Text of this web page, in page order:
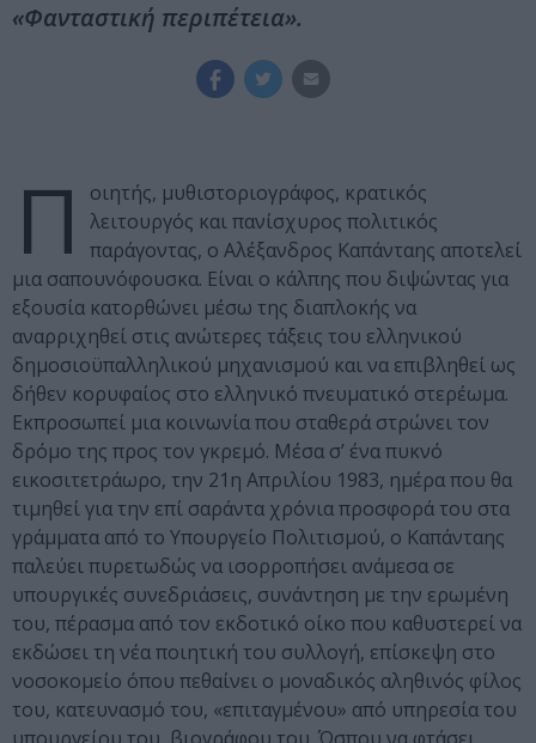
«Φανταστική περιπέτεια».
Π
οιητής, μυθιστοριογράφος, κρατικός
λειτουργός και πανίσχυρος πολιτικός
παράγοντας, ο Αλέξανδρος Καπάνταης αποτελεί
μια σαπουνόφουσκα. Είναι ο κάλπης που διψώντας για
εξουσία κατορθώνει μέσω της διαπλοκής να
αναρριχηθεί στις ανώτερες τάξεις του ελληνικού
δημοσιοϋπαλληλικού μηχανισμού και να επιβληθεί ως
δήθεν κορυφαίος στο ελληνικό πνευματικό στερέωμα.
Εκπροσωπεί μια κοινωνία που σταθερά στρώνει τον
δρόμο της προς τον γκρεμό. Μέσα σ’ ένα πυκνό
εικοσιτετράωρο, την 21η Απριλίου 1983, ημέρα που θα
τιμηθεί για την επί σαράντα χρόνια προσφορά του στα
γράμματα από το Υπουργείο Πολιτισμού, ο Καπάνταης
παλεύει πυρετωδώς να ισορροπήσει ανάμεσα σε
υπουργικές συνεδριάσεις, συνάντηση με την ερωμένη
του, πέρασμα από τον εκδοτικό οίκο που καθυστερεί να
εκδώσει τη νέα ποιητική του συλλογή, επίσκεψη στο
νοσοκομείο όπου πεθαίνει ο μοναδικός αληθινός φίλος
του, κατευνασμό του, «επιταγμένου» από υπηρεσία του